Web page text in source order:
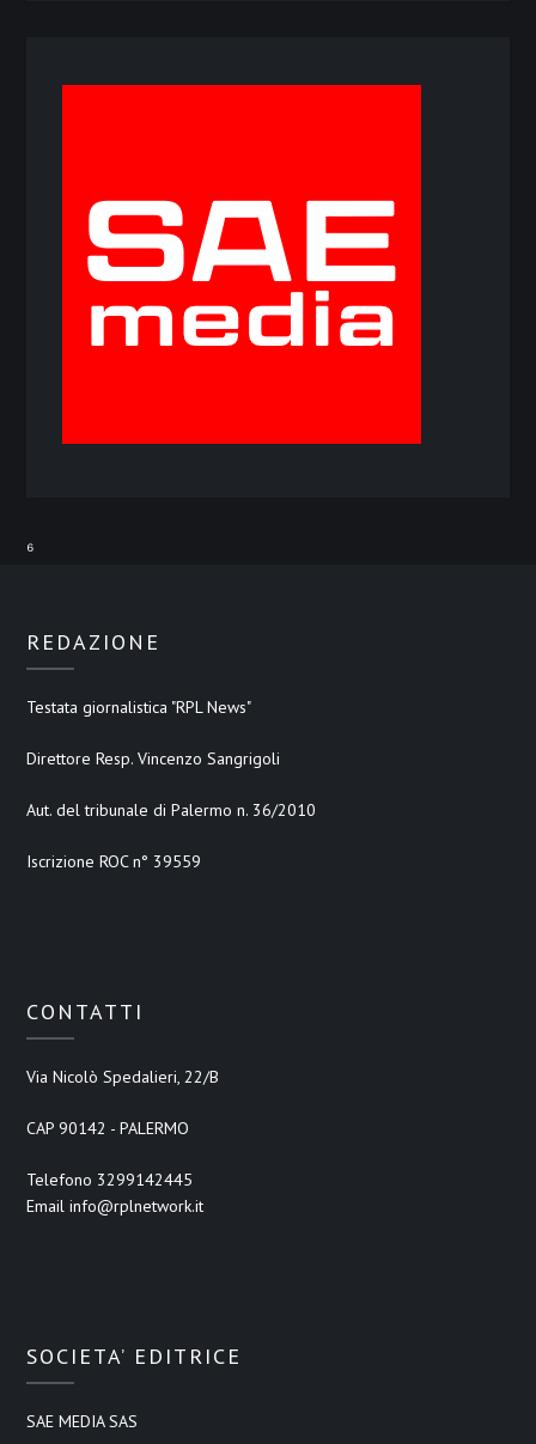
⁶
REDAZIONE
Testata giornalistica "RPL News"
Direttore Resp. Vincenzo Sangrigoli
Aut. del tribunale di Palermo n. 36/2010
Iscrizione ROC n° 39559
CONTATTI
Via Nicolò Spedalieri, 22/B
CAP 90142 - PALERMO
Telefono 3299142445
Email info@rplnetwork.it
SOCIETA’ EDITRICE
SAE MEDIA SAS